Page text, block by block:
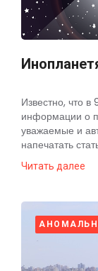
Известно, что
информации о
уважаемые и
напечатать
Читать далее